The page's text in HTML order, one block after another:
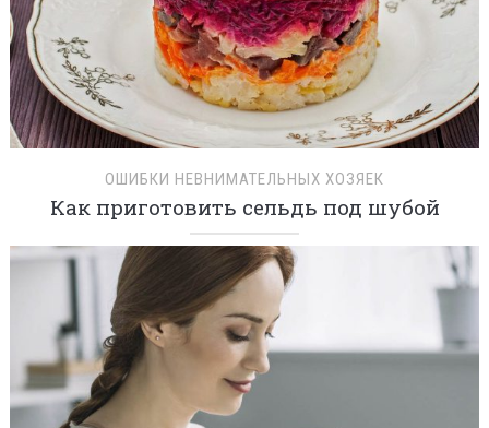
ОШИБКИ НЕВНИМАТЕЛЬНЫХ ХОЗЯЕК
Как приготовить сельдь под шубой